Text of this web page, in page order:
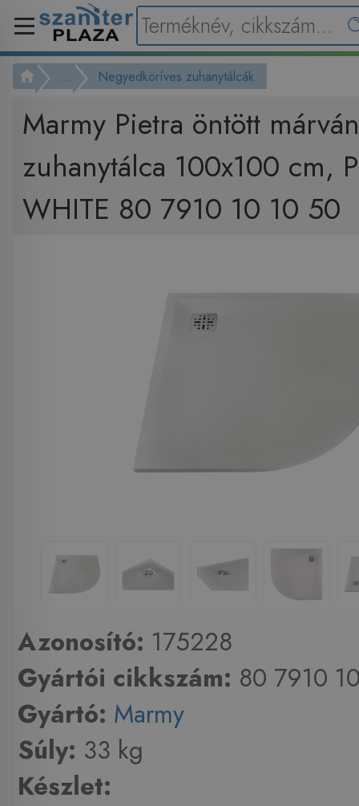
... Negyedköríves zuhanytálcák
Marmy Pietra öntött
zuhanytálca 100x100 cm,
WHITE 80 7910 10 10 50
Azonosító: 175228
Gyártói cikkszám: 80 7910
Gyártó: Marmy
Súly: 33 kg
Készlet: